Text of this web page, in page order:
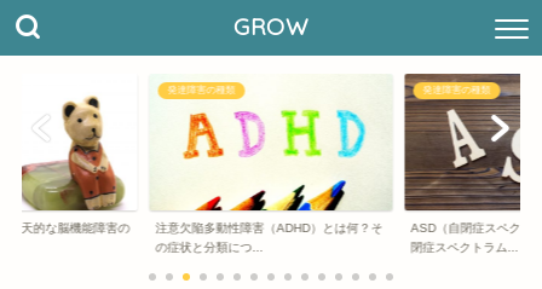
GROW
先天的な脳機能障害の
発達障害の種類
注意欠陥多動性障害（ADHD）とは何？そ
の症状と分類につ...
発達障害の種類
ASD（自閉症スペクト
閉症スペクトラム...